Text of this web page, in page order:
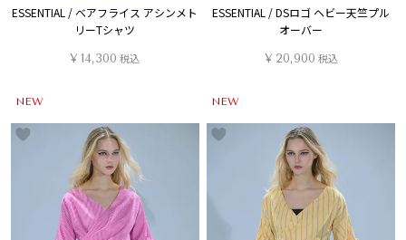
ESSENTIAL / ベアフライス アシンメト
リーTシャツ
¥ 14,300 税込
ESSENTIAL / DSロゴ ヘビー天竺プル
オーバー
¥ 20,900 税込
NEW NEW